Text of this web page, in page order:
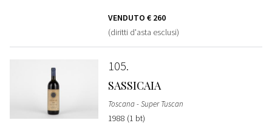
VENDUTO € 260
(diritti d'asta esclusi)
105
SASSICAIA
Toscana - Super Tuscan
1988 (1 bt)